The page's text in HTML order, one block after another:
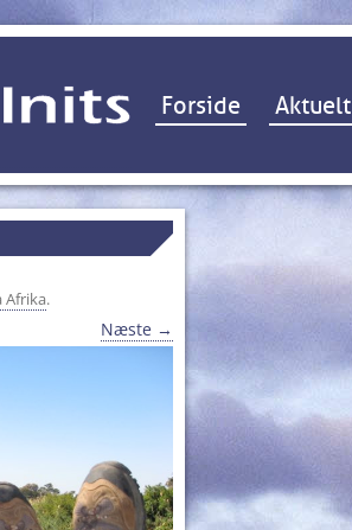
Hop til indhold
Forside Aktuelt
Afrika.
Næste →